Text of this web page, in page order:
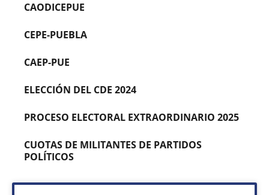
CAODICEPUE
CEPE-PUEBLA
CAEP-PUE
ELECCIÓN DEL CDE 2024
PROCESO ELECTORAL EXTRAORDINARIO 2025
CUOTAS DE MILITANTES DE PARTIDOS
POLÍTICOS